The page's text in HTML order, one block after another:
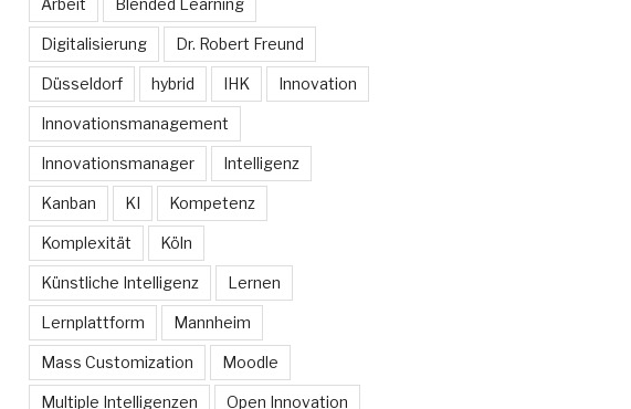
Arbeit Blended Learning
Digitalisierung Dr. Robert Freund
Düsseldorf hybrid IHK Innovation
Innovationsmanagement
Innovationsmanager Intelligenz
Kanban KI Kompetenz
Komplexität Köln
Künstliche Intelligenz Lernen
Lernplattform Mannheim
Mass Customization Moodle
Multiple Intelligenzen Open Innovation